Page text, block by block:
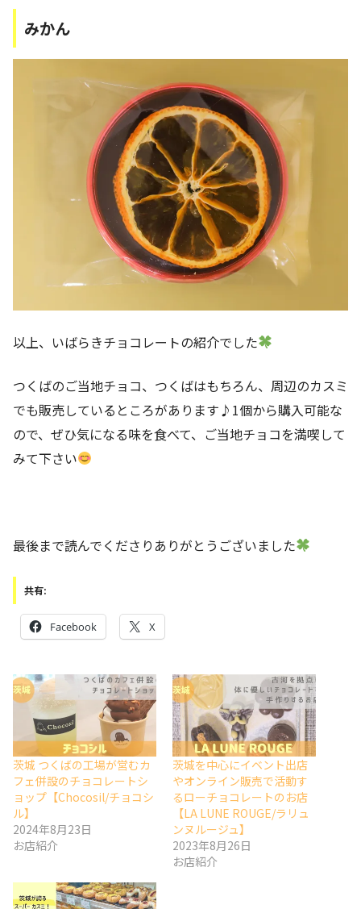
みかん
以上、いばらきチョコレートの紹介でした
つくばのご当地チョコ、つくばはもちろん、周辺のカスミ
でも販売しているところがあります♪1個から購入可能な
ので、ぜひ気になる味を食べて、ご当地チョコを満喫して
みて下さい
最後まで読んでくださりありがとうございました
共有:
Facebook X
茨城 つくばの工場が営むカ
フェ併設のチョコレートシ
ョップ【Chocosil/チョコシ
ル】
2024年8月23日
お店紹介
茨城を中心にイベント出店
やオンライン販売で活動す
るローチョコレートのお店
【LA LUNE ROUGE/ラリュ
ンヌルージュ】
2023年8月26日
お店紹介